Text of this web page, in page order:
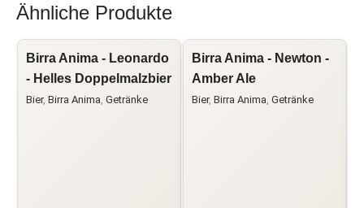
Ähnliche Produkte
Birra Anima - Leonardo
- Helles Doppelmalzbier
Bier, Birra Anima Getränke
Birra Anima - Newton -
Amber Ale
Bier, Birra Anima Getränke